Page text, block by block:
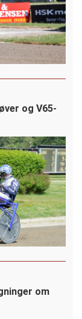
og V65-
om